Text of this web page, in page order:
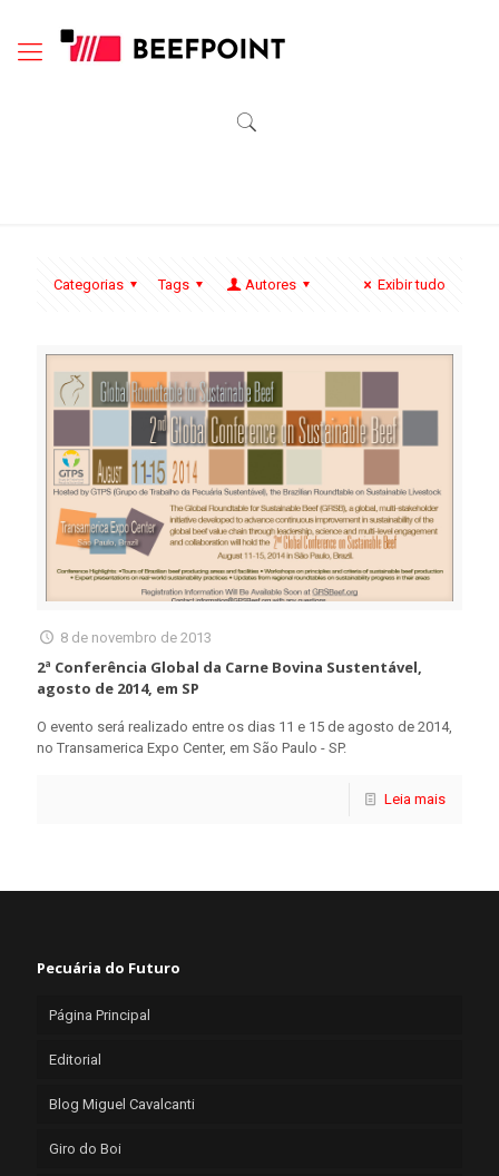
Categorias Tags Autores Exibir tudo
8 de novembro de 2013
2ª Conferência Global da Carne Bovina Sustentável,
agosto de 2014, em SP
O evento será realizado entre os dias 11 e 15 de agosto de 2014,
no Transamerica Expo Center, em São Paulo - SP.
Leia mais
Pecuária do Futuro
Página Principal
Editorial
Blog Miguel Cavalcanti
Giro do Boi